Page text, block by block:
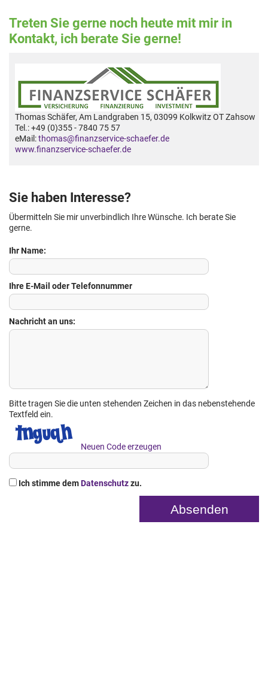
Treten Sie gerne noch heute mit mir in
Kontakt, ich berate Sie gerne!
Thomas Schäfer, Am Landgraben 15, 03099 Kolkwitz OT Zahsow
Tel.: +49 (0)355 - 7840 75 57
eMail:thomas@finanzservice-schaefer.de
www.finanzservice-schaefer.de
Sie haben Interesse?
Übermitteln Sie mir unverbindlich Ihre Wünsche. Ich berate Sie
gerne.
Ihr Name:
Ihre E-Mail oder Telefonnummer
Nachricht an uns:
Bitte tragen Sie die unten stehenden Zeichen in das nebenstehende
Textfeld ein.
Neuen Code erzeugen
Ich stimme demDatenschutzzu.